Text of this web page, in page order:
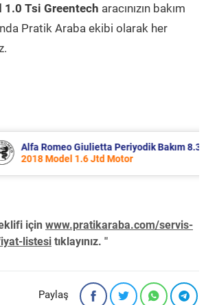
1.0 Tsi Greentech aracınızın bakım
Pratik Araba ekibi olarak her
Giulietta Periyodik Bakım 8.340 TL
1.6 Jtd Motor
için www.pratikaraba.com/servis-
listesi tıklayınız. "
Paylaş